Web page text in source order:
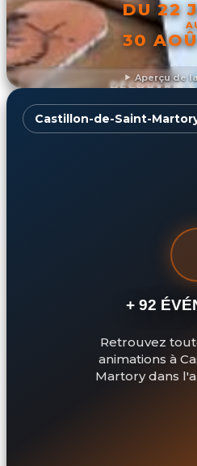
Aperçu de
DU 22
30
DÉCOUVRIR
Castillon-de-Saint-
+ 92
Retrouvez
animations à
Martory dans